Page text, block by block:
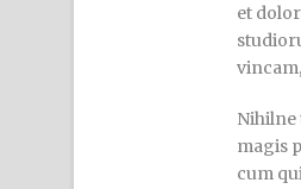
et
Nihilne
magis
cum